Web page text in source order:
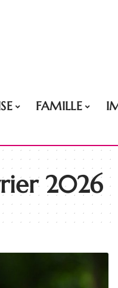
FAMILLE
2026